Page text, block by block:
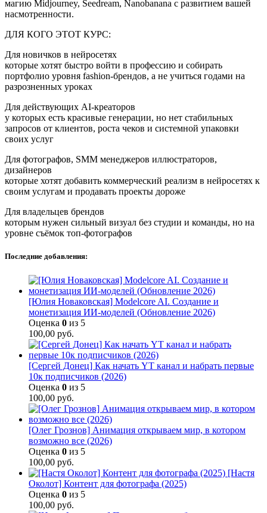
магию Midjourney, Seedream, Nanobanana с развитием вашей
насмотренности.
ДЛЯ КОГО ЭТОТ КУРС:
Для новичков в нейросетях
которые хотят быстро войти в профессию и собирать
портфолио уровня fashion‑брендов, а не учиться годами на
разрозненных уроках
Для действующих AI‑креаторов
у которых есть красивые генерации, но нет стабильных
запросов от клиентов, роста чеков и системной упаковки
своих услуг
Для фотографов, SMM менеджеров иллюстраторов,
дизайнеров
которые хотят добавить коммерческий реализм в нейросетях к
своим услугам и продавать проекты дороже
Для владельцев брендов
которым нужен сильный визуал без студии и команды, но на
уровне съёмок топ‑фотографов
Последние добавления:
[Юлия Новаковская] Modelcore AI. Создание и
монетизация ИИ-моделей (Обновление 2026)
Оценка 0 из 5
100,00 руб.
[Сергей Донец] Как начать YT канал и набрать первые
10к подписчиков (2026)
Оценка 0 из 5
100,00 руб.
[Олег Грознов] Анимация открываем мир, в котором
возможно все (2026)
Оценка 0 из 5
100,00 руб.
[Настя
Околот] Контент для фотографа (2025)
Оценка 0 из 5
100,00 руб.